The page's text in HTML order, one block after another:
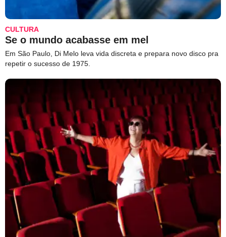
CULTURA
Se o mundo acabasse em mel
Em São Paulo, Di Melo leva vida discreta e prepara novo disco pra
repetir o sucesso de 1975.